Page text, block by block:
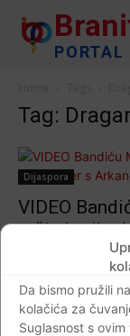
Da bismo pružili
kolačića za
Suglasnost s
PORTAL
Tag:
Dijaspora
VIDEO
rušio
suborcem